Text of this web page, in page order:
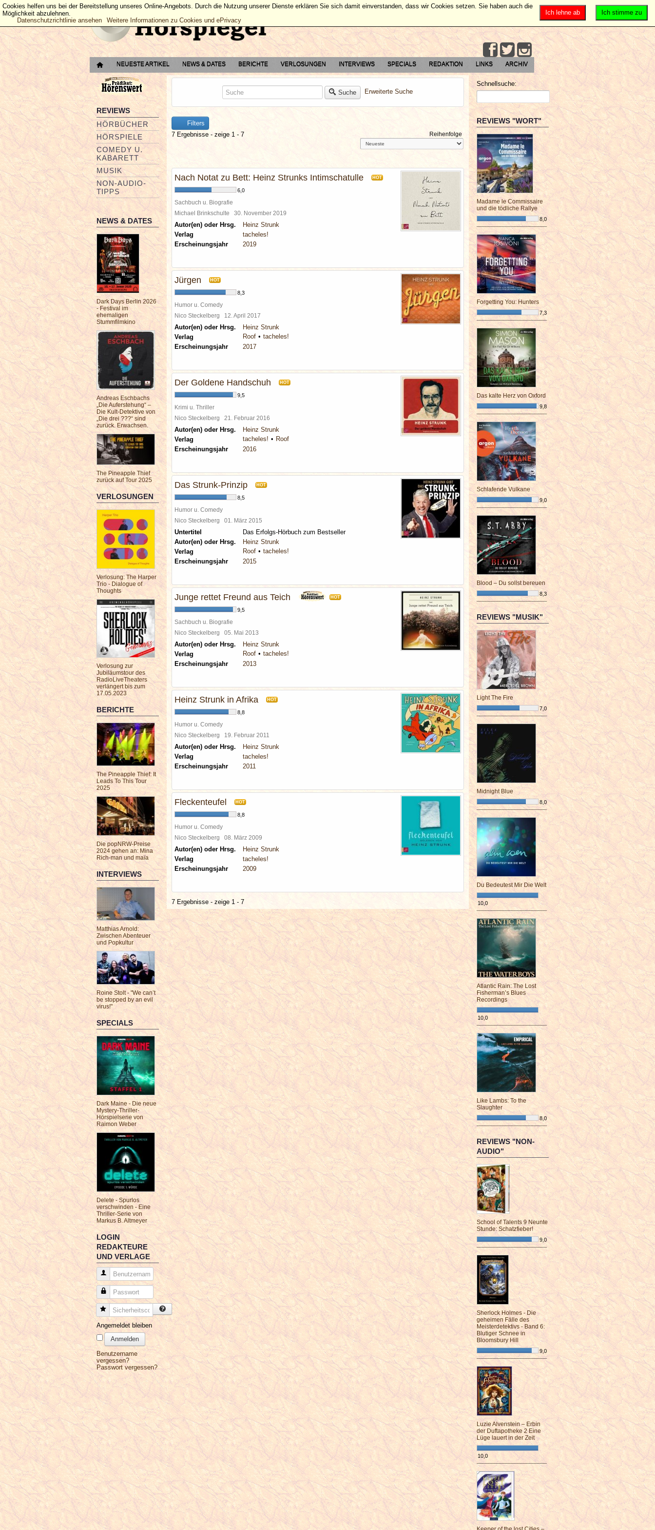
NEUESTE ARTIKEL NEWS & DATES BERICHTE VERLOSUNGEN INTERVIEWS SPECIALS REDAKTION LINKS ARCHIV
REVIEWS
HÖRBÜCHER
HÖRSPIELE
COMEDY U.
KABARETT
MUSIK
NON-AUDIO-
TIPPS
NEWS & DATES
Dark Days Berlin 2026
- Festival im
ehemaligen
Stummfilmkino
Andreas Eschbachs
„Die Auferstehung“ –
Die Kult-Detektive von
„Die drei ???“ sind
zurück. Erwachsen.
The Pineapple Thief
zurück auf Tour 2025
VERLOSUNGEN
Verlosung: The Harper
Trio - Dialogue of
Thoughts
Verlosung zur
Jubiläumstour des
RadioLiveTheaters
verlängert bis zum
17.05.2023
BERICHTE
The Pineapple Thief: It
Leads To This Tour
2025
Die popNRW-Preise
2024 gehen an: Mina
Rich-man und maïa
INTERVIEWS
Matthias Arnold:
Zwischen Abenteuer
und Popkultur
Roine Stolt - "We can’t
be stopped by an evil
virus!"
SPECIALS
Dark Maine - Die neue
Mystery-Thriller-
Hörspielserie von
Raimon Weber
Delete - Spurlos
verschwinden - Eine
Thriller-Serie von
Markus B. Altmeyer
LOGIN
REDAKTEURE
UND VERLAGE
Benutzername
Passwort
Sicherheitscode
Angemeldet bleiben
Anmelden
Benutzername
vergessen?
Passwort vergessen?
Suche Erweiterte Suche
Filters
7 Ergebnisse - zeige 1 - 7
Reihenfolge
Nach Notat zu Bett: Heinz Strunks Intimschatulle HOT
6,0
Sachbuch u. Biografie
Michael Brinkschulte 30. November 2019
Autor(en) oder Hrsg.
Heinz Strunk
Verlag
tacheles!
Erscheinungsjahr
2019
Jürgen HOT
8,3
Humor u. Comedy
Nico Steckelberg 12. April 2017
Autor(en) oder Hrsg.
Heinz Strunk
Verlag
Roof
tacheles!
Erscheinungsjahr
2017
Der Goldene Handschuh HOT
9,5
Krimi u. Thriller
Nico Steckelberg 21. Februar 2016
Autor(en) oder Hrsg.
Heinz Strunk
Verlag
tacheles!
Roof
Erscheinungsjahr
2016
Das Strunk-Prinzip HOT
8,5
Humor u. Comedy
Nico Steckelberg 01. März 2015
Untertitel
Das Erfolgs-Hörbuch zum Bestseller
Autor(en) oder Hrsg.
Heinz Strunk
Verlag
Roof
tacheles!
Erscheinungsjahr
2015
Junge rettet Freund aus Teich HOT
9,5
Sachbuch u. Biografie
Nico Steckelberg 05. Mai 2013
Autor(en) oder Hrsg.
Heinz Strunk
Verlag
Roof
tacheles!
Erscheinungsjahr
2013
Heinz Strunk in Afrika HOT
8,8
Humor u. Comedy
Nico Steckelberg 19. Februar 2011
Autor(en) oder Hrsg.
Heinz Strunk
Verlag
tacheles!
Erscheinungsjahr
2011
Fleckenteufel HOT
8,8
Humor u. Comedy
Nico Steckelberg 08. März 2009
Autor(en) oder Hrsg.
Heinz Strunk
Verlag
tacheles!
Erscheinungsjahr
2009
7 Ergebnisse - zeige 1 - 7
Schnellsuche:
REVIEWS "WORT"
Madame le Commissaire
und die tödliche Rallye
8,0
¯¯¯¯¯¯¯¯¯¯¯¯¯¯¯¯¯¯¯¯¯¯¯¯
Forgetting You: Hunters
7,3
¯¯¯¯¯¯¯¯¯¯¯¯¯¯¯¯¯¯¯¯¯¯¯¯
Das kalte Herz von Oxford
9,8
¯¯¯¯¯¯¯¯¯¯¯¯¯¯¯¯¯¯¯¯¯¯¯¯
Schlafende Vulkane
9,0
¯¯¯¯¯¯¯¯¯¯¯¯¯¯¯¯¯¯¯¯¯¯¯¯
Blood – Du sollst bereuen
8,3
¯¯¯¯¯¯¯¯¯¯¯¯¯¯¯¯¯¯¯¯¯¯¯¯
REVIEWS "MUSIK"
Light The Fire
7,0
¯¯¯¯¯¯¯¯¯¯¯¯¯¯¯¯¯¯¯¯¯¯¯¯
Midnight Blue
8,0
¯¯¯¯¯¯¯¯¯¯¯¯¯¯¯¯¯¯¯¯¯¯¯¯
Du Bedeutest Mir Die Welt
10,0
¯¯¯¯¯¯¯¯¯¯¯¯¯¯¯¯¯¯¯¯¯¯¯¯
Atlantic Rain: The Lost
Fisherman’s Blues
Recordings
10,0
¯¯¯¯¯¯¯¯¯¯¯¯¯¯¯¯¯¯¯¯¯¯¯¯
Like Lambs: To the
Slaughter
8,0
¯¯¯¯¯¯¯¯¯¯¯¯¯¯¯¯¯¯¯¯¯¯¯¯
REVIEWS "NON-
AUDIO"
School of Talents 9 Neunte
Stunde: Schatzfieber!
9,0
¯¯¯¯¯¯¯¯¯¯¯¯¯¯¯¯¯¯¯¯¯¯¯¯
Sherlock Holmes - Die
geheimen Fälle des
Meisterdetektivs - Band 6:
Blutiger Schnee in
Bloomsbury Hill
9,0
¯¯¯¯¯¯¯¯¯¯¯¯¯¯¯¯¯¯¯¯¯¯¯¯
Luzie Alvenstein – Erbin
der Duftapotheke 2 Eine
Lüge lauert in der Zeit
10,0
¯¯¯¯¯¯¯¯¯¯¯¯¯¯¯¯¯¯¯¯¯¯¯¯
Ich stimme zu
Ich lehne ab
Cookies helfen uns bei der Bereitstellung unseres Online-Angebots. Durch die Nutzung unserer Dienste erklären Sie sich damit einverstanden, dass wir Cookies setzen. Sie haben auch die
Möglichkeit abzulehnen.
Datenschutzrichtlinie ansehen
Weitere Informationen zu Cookies und ePrivacy